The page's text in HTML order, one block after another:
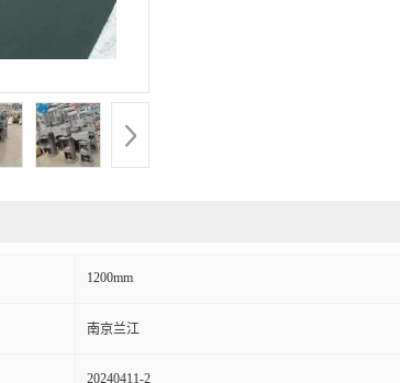
1200mm
南京兰江
20240411-2